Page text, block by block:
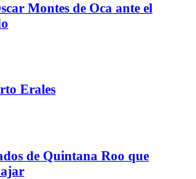
Montes de Oca ante el
Erales
de Quintana Roo que